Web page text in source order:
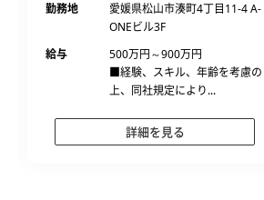
勤務地
愛媛県松山市湊町4丁目11-4 A-
ONEビル3F
給与
500万円～900万円
■経験、スキル、年齢を考慮の
上、同社規定により...
詳細を見る